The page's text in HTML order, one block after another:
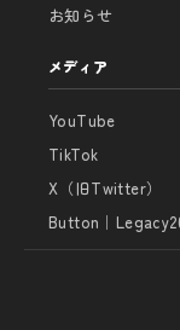
お知らせ
メディア
YouTube
TikTok
X（旧Twitter）
Button｜